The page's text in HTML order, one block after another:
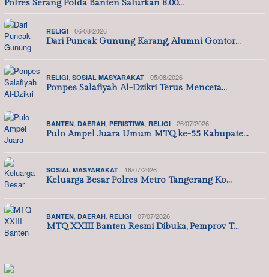
Polres Serang Polda Banten Salurkan 8.00…
RELIGI 06/08/2026
Dari Puncak Gunung Karang, Alumni Gontor…
RELIGI SOSIAL MASYARAKAT 05/08/2026
Ponpes Salafiyah Al-Dzikri Terus Menceta…
BANTEN DAERAH PERISTIWA RELIGI 26/07/2026
Pulo Ampel Juara Umum MTQ ke-55 Kabupate…
SOSIAL MASYARAKAT 18/07/2026
Keluarga Besar Polres Metro Tangerang Ko…
BANTEN DAERAH RELIGI 07/07/2026
MTQ XXIII Banten Resmi Dibuka, Pemprov T…